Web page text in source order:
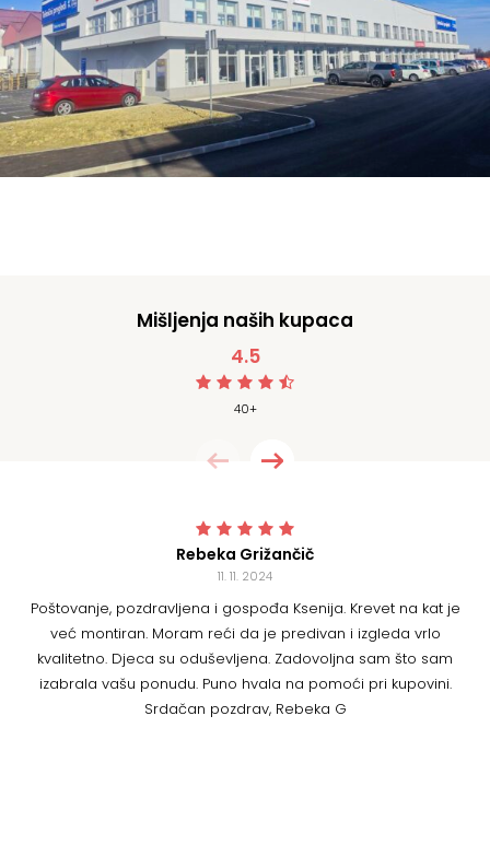
Mišljenja naših kupaca
4.5
40+
Rebeka Grižančič
11. 11. 2024
Poštovanje, pozdravljena i gospođa Ksenija. Krevet na kat je
već montiran. Moram reći da je predivan i izgleda vrlo
kvalitetno. Djeca su oduševljena. Zadovoljna sam što sam
izabrala vašu ponudu. Puno hvala na pomoći pri kupovini.
Srdačan pozdrav, Rebeka G